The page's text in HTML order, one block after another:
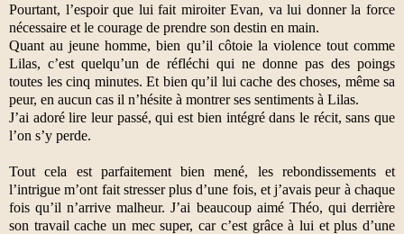
Pourtant, l’espoir que lui fait miroiter Evan, va lui donner la force
nécessaire et le courage de prendre son destin en main.
Quant au jeune homme, bien qu’il côtoie la violence tout comme
Lilas, c’est quelqu’un de réfléchi qui ne donne pas des poings
toutes les cinq minutes. Et bien qu’il lui cache des choses, même sa
peur, en aucun cas il n’hésite à montrer ses sentiments à Lilas.
J’ai adoré lire leur passé, qui est bien intégré dans le récit, sans que
l’on s’y perde.
Tout cela est parfaitement bien mené, les rebondissements et
l’intrigue m’ont fait stresser plus d’une fois, et j’avais peur à chaque
fois qu’il n’arrive malheur. J’ai beaucoup aimé Théo, qui derrière
son travail cache un mec super, car c’est grâce à lui et plus d’une